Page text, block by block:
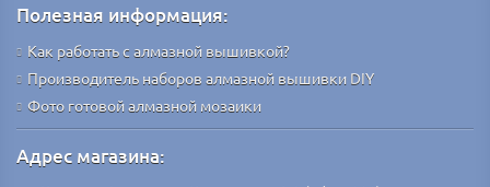
Полезная информация:
Как работать с алмазной вышивкой?
Производитель наборов алмазной вышивки DIY
Фото готовой алмазной мозаики
Адрес магазина: